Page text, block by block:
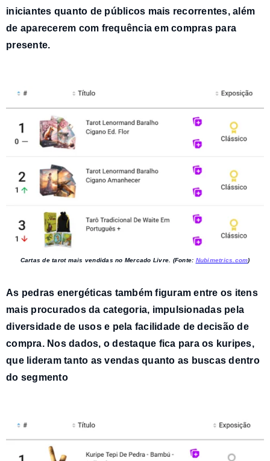
iniciantes quanto de públicos mais recorrentes, além
de aparecerem com frequência em compras para
presente.
Cartas de tarot mais vendidas no Mercado Livre. (Fonte: Nubimetrics.com)
As pedras energéticas também figuram entre os itens
mais procuradosda categoria, impulsionadas pela
diversidade de usos e pela facilidade de decisão de
compra. Nos dados, o destaque fica para os kuripes,
que lideram tanto as vendas quanto as buscas dentro
do segmento